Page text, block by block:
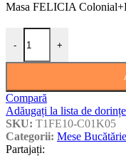
Masa FELICIA
-
Cantitate Masa FELICIA
+
Compară
Adăugați la lista de dorințe
SKU: T1FE10-C01K05
Categorii: Mese Bucătărie
Partajați: